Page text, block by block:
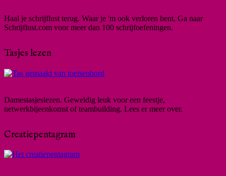
Haal je schrijflust terug. Waar je 'm ook verloren bent. Ga naar
Schrijflust.com voor meer dan 100 schrijfoefeningen.
Tasjes lezen
Damestasjeslezen. Geweldig leuk voor een feestje,
netwerkbijeenkomst of teambuilding. Lees er meer over.
Creatiepentagram